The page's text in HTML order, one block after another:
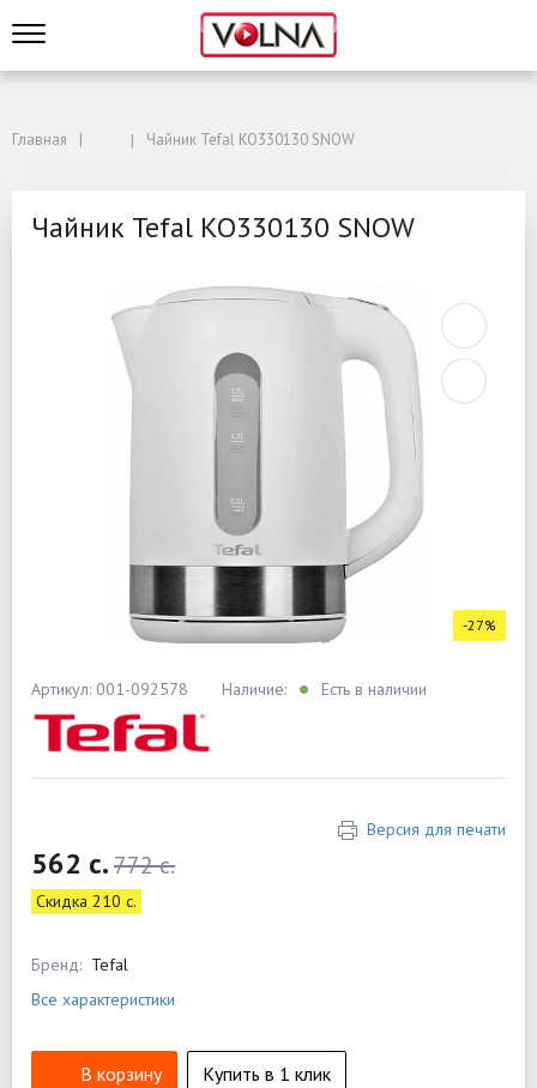
Главная Чайник Tefal KO330130 SNOW
Чайник Tefal KO330130 SNOW
-27%
Артикул: 001-092578 Наличие: Есть в наличии
Версия для печати
562 c.772 c.
Скидка 210 c.
Бренд: Tefal
Все характеристики
В корзину Купить в 1 клик